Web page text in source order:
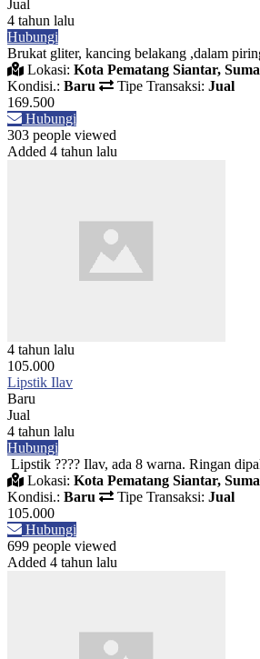
Jual
4 tahun lalu
Hubungi
Brukat gliter, kancing belakang ,dalam
Lokasi: Kota Pematang Siantar,
Kondisi.: Baru Tipe Transaksi: Jual
169.500
Hubungi
303 people viewed
Added 4 tahun lalu
4 tahun lalu
105.000
Lipstik Ilav
Baru
Jual
4 tahun lalu
Hubungi
Lipstik ???? Ilav, ada 8 warna. Ringan
Lokasi: Kota Pematang Siantar,
Kondisi.: Baru Tipe Transaksi: Jual
105.000
Hubungi
699 people viewed
Added 4 tahun lalu